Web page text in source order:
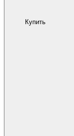
Купить